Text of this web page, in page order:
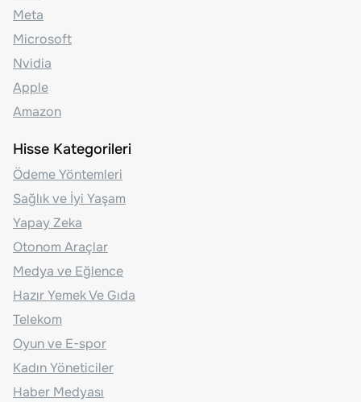
Meta
Microsoft
Nvidia
Apple
Amazon
Hisse Kategorileri
Ödeme Yöntemleri
Sağlık ve İyi Yaşam
Yapay Zeka
Otonom Araçlar
Medya ve Eğlence
Hazır Yemek Ve Gıda
Telekom
Oyun ve E-spor
Kadın Yöneticiler
Haber Medyası